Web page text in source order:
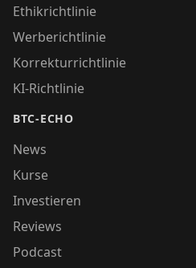
Ethikrichtlinie
Werberichtlinie
Korrekturrichtlinie
KI-Richtlinie
BTC-ECHO
News
Kurse
Investieren
Reviews
Podcast